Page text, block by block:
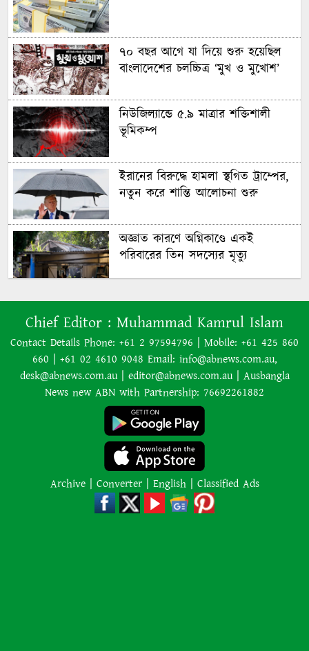
৭০ বছর আগে যা ‍দিয়ে শুরু হয়েছিল
বাংলাদেশের চলচ্চিত্র ‘মুখ ও মুখোশ’
নিউজিল্যান্ডে ৫.৯ মাত্রার শক্তিশালী
ভূমিকম্প
ইরানের বিরুদ্ধে হামলা স্থগিত ট্রাম্পের,
নতুন করে শান্তি আলোচনা শুরু
অজ্ঞাত কারণে অগ্নিকাণ্ডে একই
পরিবারের তিন সদস্যের মৃত্যু
অনেক ইতিবাচক অগ্রগতি ঘটেছে:
পররাষ্ট্রমন্ত্রীর সঙ্গে বৈঠকের পর ট্রাম্পের
বিশেষ দূত
আমাকে গ্রেপ্তারের চেষ্টা রুখে দিতে
প্রস্তুত ‘স্পেশাল ফোর্স’
শাপলা চত্বর হত্যাযজ্ঞ: স্বৈরাচার হাসিনা-
আজিজ-বেনজীরসহ পলাতকদের বিরুদ্ধে
গ্রেপ্তারি পরোয়ানা
লোডশেডিংয়ের কারণে জনসংখ্যা
বেড়েছে: ভারতের নতুন শিক্ষামন্ত্রী
Chief Editor : Muhammad Kamrul Islam
Contact Details Phone: +61 2 97594796 | Mobile: +61 425 860
660 | +61 02 4610 9048 Email: info@abnews.com.au,
desk@abnews.com.au | editor@abnews.com.au | Ausbangla
News new ABN with Partnership: 76692261882
Archive | Converter | English | Classified Ads